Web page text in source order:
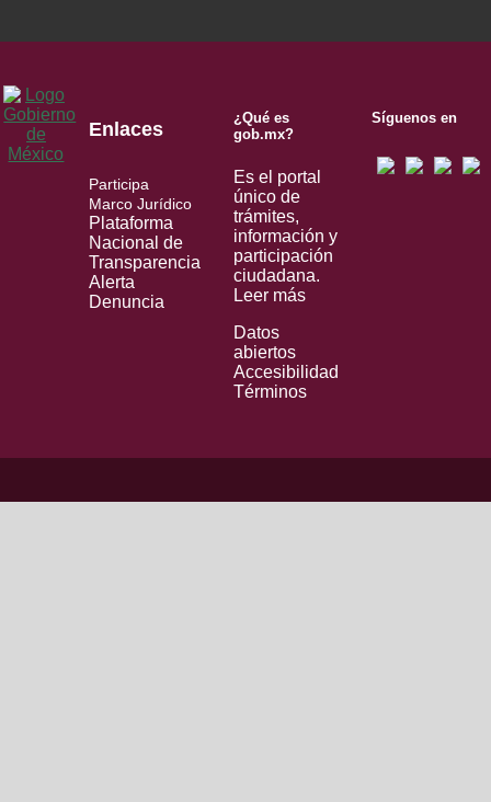
Enlaces
Participa
Marco Jurídico
Plataforma
Nacional de
Transparencia
Alerta
Denuncia
¿Qué es
gob.mx?
Es el portal
único de
trámites,
información y
participación
ciudadana.
Leer más
Datos
abiertos
Accesibilidad
Términos
Síguenos en